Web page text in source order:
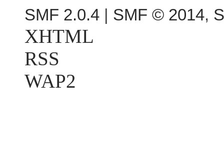
SMF 2.0.4 | SMF © 2014,
XHTML
RSS
WAP2